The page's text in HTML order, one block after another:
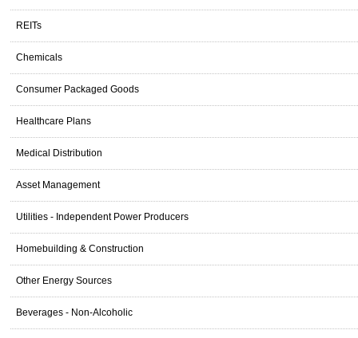
REITs
Chemicals
Consumer Packaged Goods
Healthcare Plans
Medical Distribution
Asset Management
Utilities - Independent Power Producers
Homebuilding & Construction
Other Energy Sources
Beverages - Non-Alcoholic